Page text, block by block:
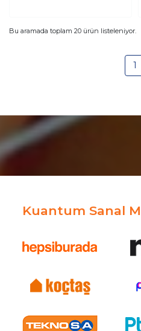
Bu aramada toplam 20 ürün listeleniyor.
1
Kuantum Sanal